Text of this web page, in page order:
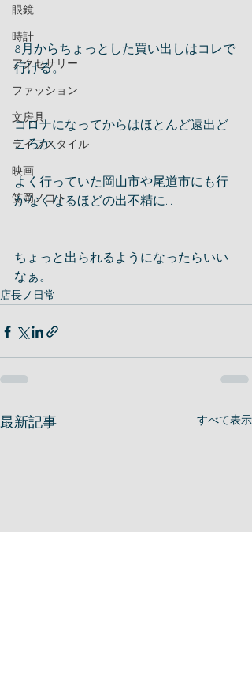
眼鏡
時計
アクセサリー
ファッション
文房具
ライフスタイル
映画
笠岡ノコト
8月からちょっとした買い出しはコレで
行ける。
コロナになってからはほとんど遠出ど
ころか、
よく行っていた岡山市や尾道市にも行
かなくなるほどの出不精に...
ちょっと出られるようになったらいい
なぁ。
店長ノ日常
最新記事 すべて表示